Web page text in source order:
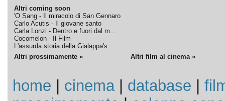
Altri coming soon
'O Sang - Il miracolo di San Gennaro
Carlo Acutis - Il giovane santo
Carla Lonzi - Dentro e fuori dal m...
Cocomelon - Il Film
L'assurda storia della Gialappa's ...
Altri prossimamente » Altri film al cinema »
home cinema| database